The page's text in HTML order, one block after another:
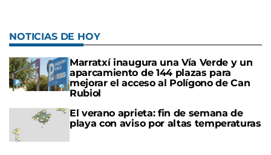
NOTICIAS DE HOY
Marratxí inaugura una Vía Verde y un
aparcamiento de 144 plazas para
mejorar el acceso al Polígono de Can
Rubiol
El verano aprieta: fin de semana de
playa con aviso por altas temperaturas